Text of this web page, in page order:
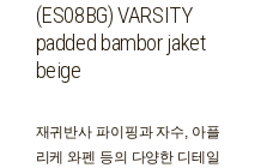
(ES08BG) VARSITY
padded bambor jaket
beige
재귀반사 파이핑과 자수, 아플
리케 와펜 등의 다양한 디테일